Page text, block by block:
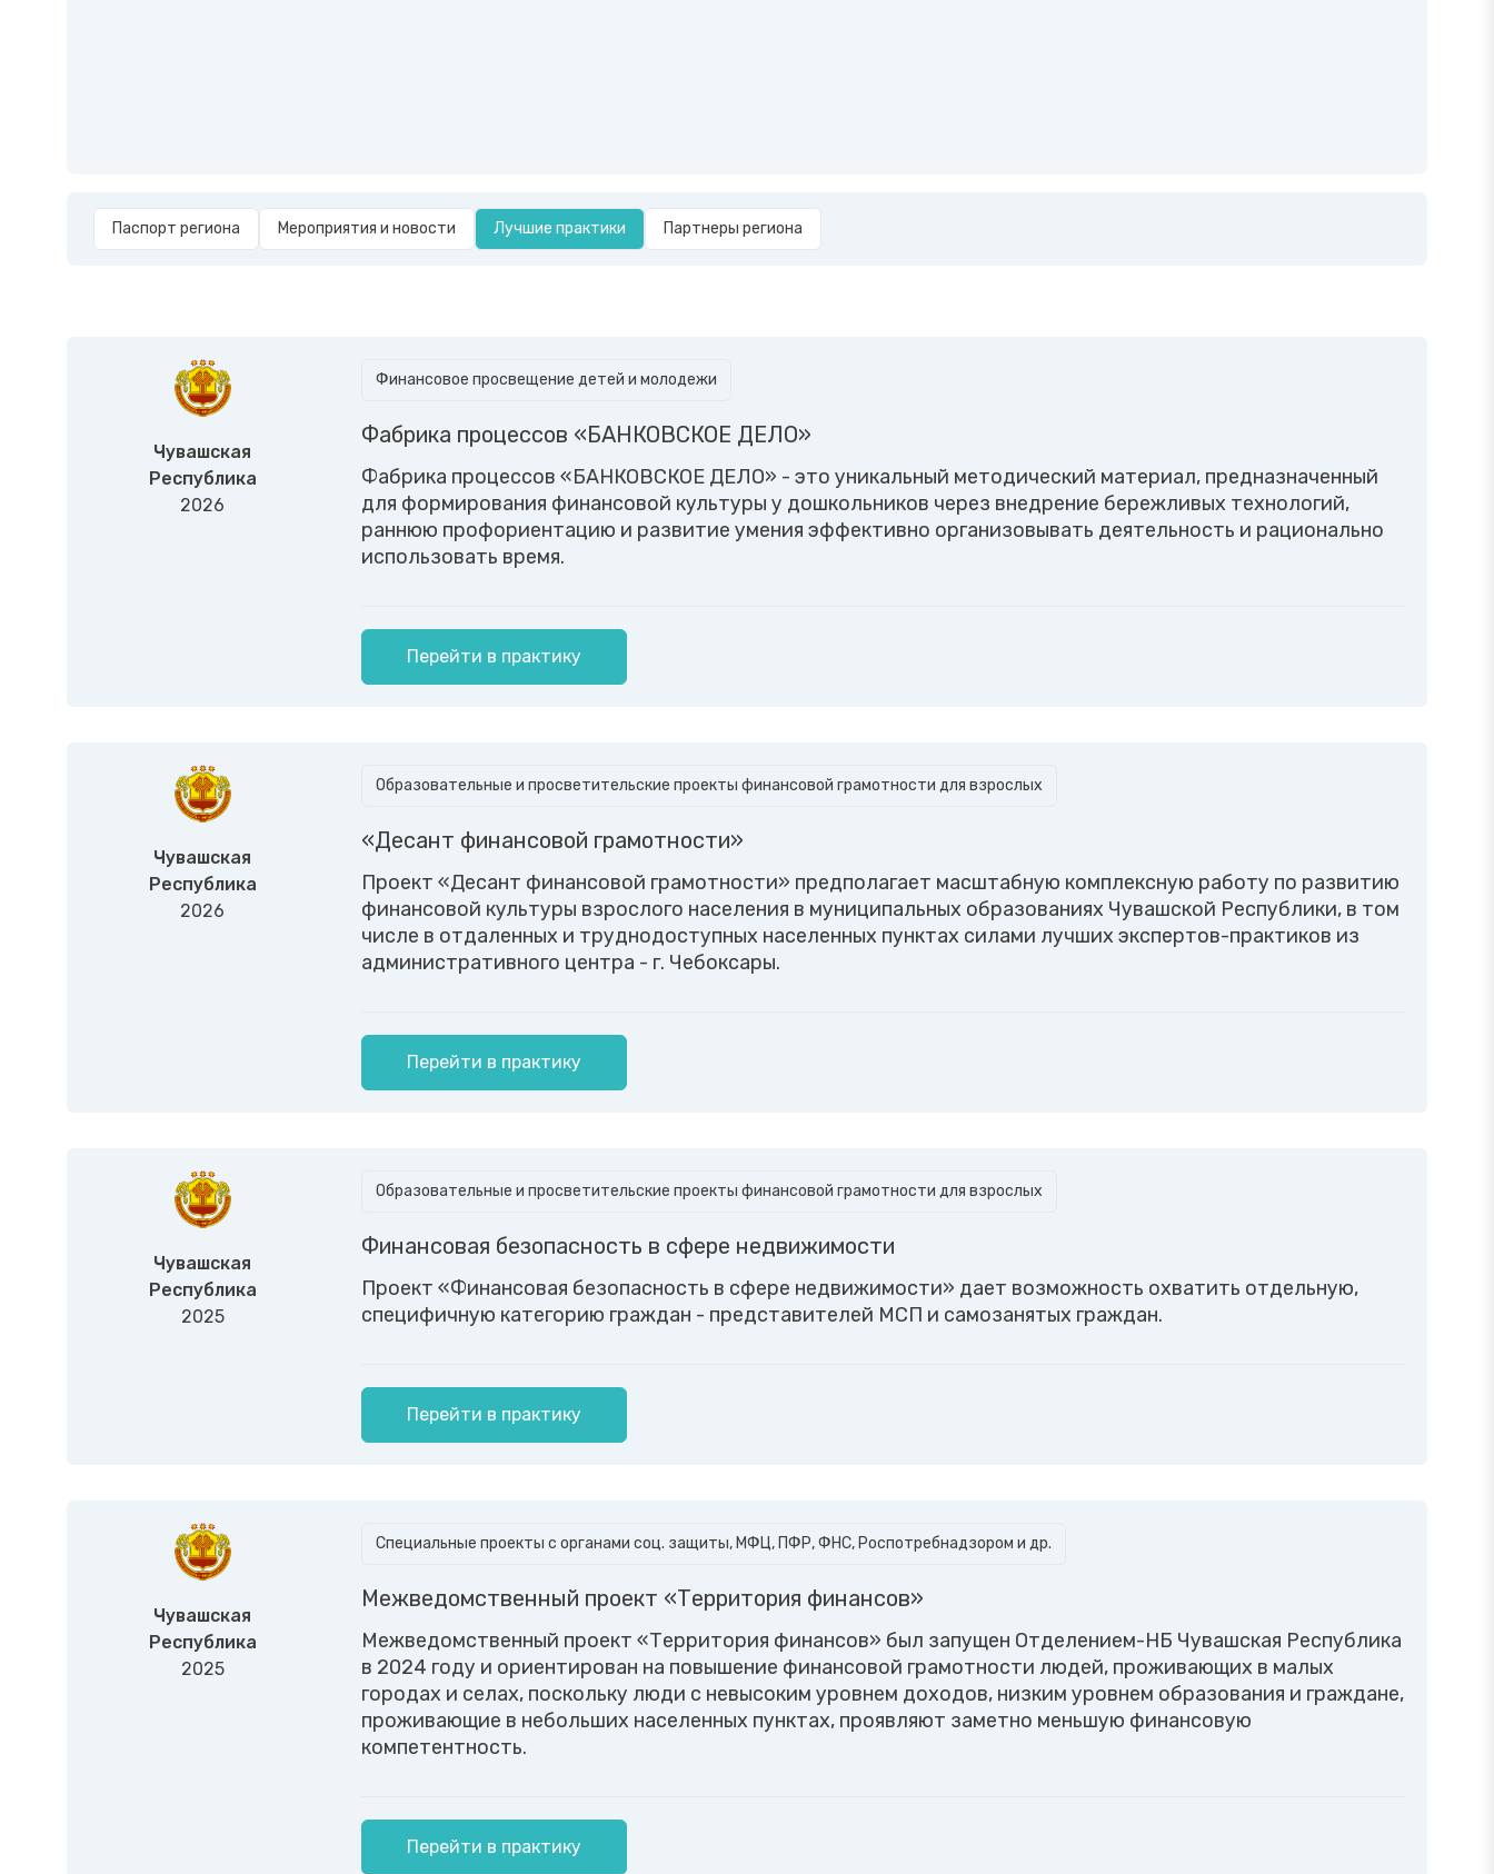
Паспорт региона Мероприятия и новости Лучшие практики Партнеры региона
Чувашская
Республика
2026
Финансовое просвещение детей и молодежи
Фабрика процессов «БАНКОВСКОЕ ДЕЛО»
Фабрика процессов «БАНКОВСКОЕ ДЕЛО» - это уникальный методический материал, предназначенный
для формирования финансовой культуры у дошкольников через внедрение бережливых технологий,
раннюю профориентацию и развитие умения эффективно организовывать деятельность и рационально
использовать время.
Перейти в практику
Чувашская
Республика
2026
Образовательные и просветительские проекты финансовой грамотности для взрослых
«Десант финансовой грамотности»
Проект «Десант финансовой грамотности» предполагает масштабную комплексную работу по развитию
финансовой культуры взрослого населения в муниципальных образованиях Чувашской Республики, в том
числе в отдаленных и труднодоступных населенных пунктах силами лучших экспертов-практиков из
административного центра - г. Чебоксары.
Перейти в практику
Чувашская
Республика
2025
Образовательные и просветительские проекты финансовой грамотности для взрослых
Финансовая безопасность в сфере недвижимости
Проект «Финансовая безопасность в сфере недвижимости» дает возможность охватить отдельную,
специфичную категорию граждан - представителей МСП и самозанятых граждан.
Перейти в практику
Чувашская
Республика
2025
Специальные проекты с органами соц. защиты, МФЦ, ПФР, ФНС, Роспотребнадзором и др.
Межведомственный проект «Территория финансов»
Межведомственный проект «Территория финансов» был запущен Отделением-НБ Чувашская Республика
в 2024 году и ориентирован на повышение финансовой грамотности людей, проживающих в малых
городах и селах, поскольку люди с невысоким уровнем доходов, низким уровнем образования и граждане,
проживающие в небольших населенных пунктах, проявляют заметно меньшую финансовую
компетентность.
Перейти в практику